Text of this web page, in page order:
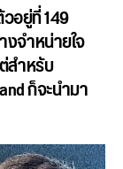
อยู่ที่ 149
งจำหน่ายใจ
สำหรับ
ก็จะนำมา